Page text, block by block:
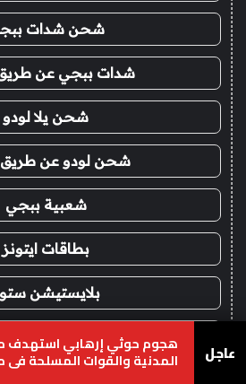
شحن شدات
شدات ببجي عن طريق
شحن يلا لودو
شحن لودو عن طريق
شعبية ببجي
بطاقات ايتونز
بلايستيشن
شدات ببجي
عاجل هجوم حوثي إرهابي استهدف
المدنية والقوات المسلحة في